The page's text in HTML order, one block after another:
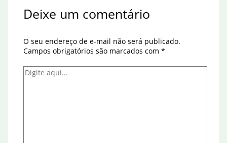
Deixe um comentário
O seu endereço de e-mail não será publicado.
Campos obrigatórios são marcados com *
Digite